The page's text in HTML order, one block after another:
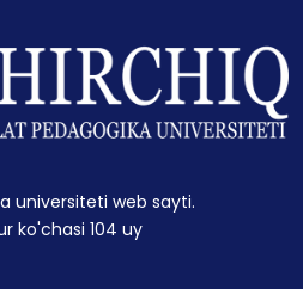
universiteti web sayti.
ko'chasi 104 uy